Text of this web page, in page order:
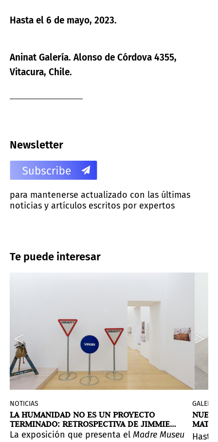
Hasta el 6 de mayo, 2023.
Aninat Galería. Alonso de Córdova 4355,
Vitacura, Chile.
Newsletter
para mantenerse actualizado con las últimas
noticias y artículos escritos por expertos
Te puede interesar
de la artista.
un reconocido maestro de la abstracción
del artista español conservadas en el acervo
NOTICIAS
LA HUMANIDAD NO ES UN PROYECTO
TERMINADO: RETROSPECTIVA DE JIMMIE
DURHAM
La exposición que presenta el Madre Museum es la